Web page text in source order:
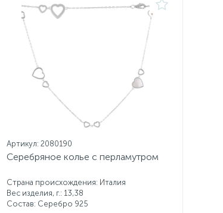
Артикул: 2080190
Серебряное колье с перламутром
Страна происхождения: Италия
Вес изделия, г.: 13,38
Состав: Серебро 925